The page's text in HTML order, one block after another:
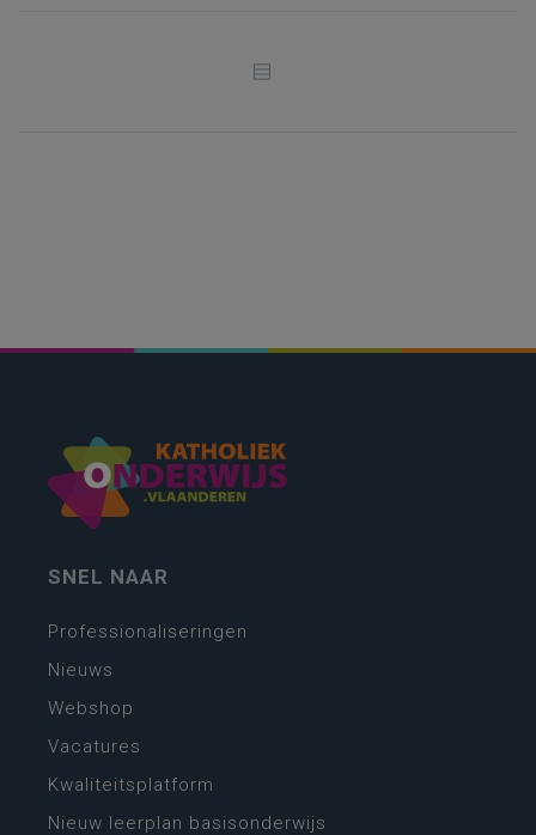
SNEL NAAR
Professionaliseringen
Nieuws
Webshop
Vacatures
Kwaliteitsplatform
Nieuw leerplan basisonderwijs